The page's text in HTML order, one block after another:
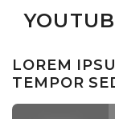
LOREM
TEMPOR